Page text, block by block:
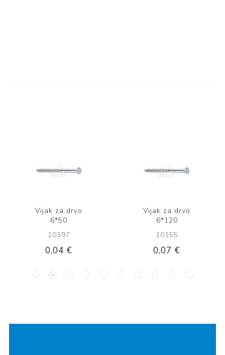
Vijak za drvo
6*50
10397
0,04 €
Vijak za drvo
6*120
10155
0,07 €